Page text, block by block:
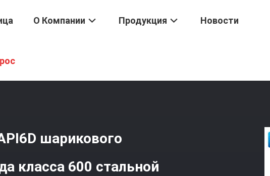
О Компании Продукция Новости
шарикового
класса 600 стальной